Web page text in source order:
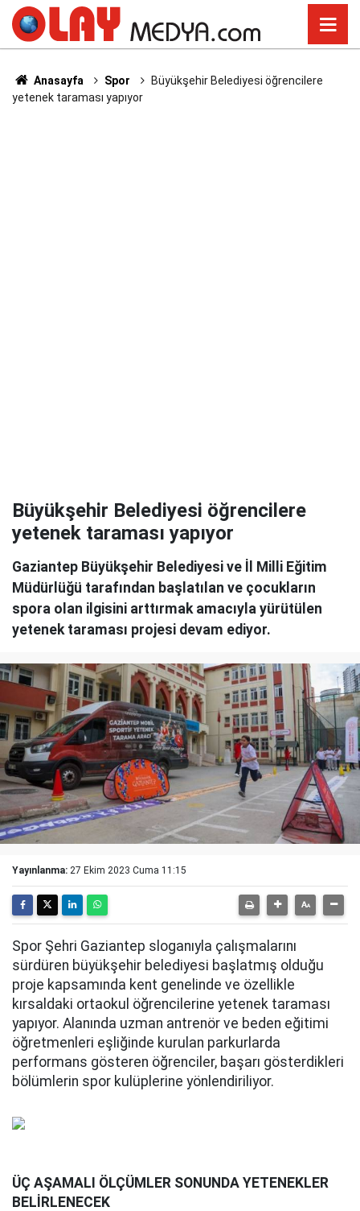
Anasayfa Spor
Büyükşehir Belediyesi öğrencilere
yetenek taraması yapıyor
Büyükşehir Belediyesi öğrencilere
yetenek taraması yapıyor
Gaziantep Büyükşehir Belediyesi ve İl Milli Eğitim
Müdürlüğü tarafından başlatılan ve çocukların
spora olan ilgisini arttırmak amacıyla yürütülen
yetenek taraması projesi devam ediyor.
Yayınlanma: 27 Ekim 2023 Cuma 11:15
Spor Şehri Gaziantep sloganıyla çalışmalarını
sürdüren büyükşehir belediyesi başlatmış olduğu
proje kapsamında kent genelinde ve özellikle
kırsaldaki ortaokul öğrencilerine yetenek taraması
yapıyor. Alanında uzman antrenör ve beden eğitimi
öğretmenleri eşliğinde kurulan parkurlarda
performans gösteren öğrenciler, başarı gösterdikleri
bölümlerin spor kulüplerine yönlendiriliyor.
ÜÇ AŞAMALI ÖLÇÜMLER SONUNDA YETENEKLER
BELİRLENECEK